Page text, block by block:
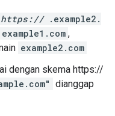
.example2.
example1.com ,
example2.com
dengan skema https://
dianggap